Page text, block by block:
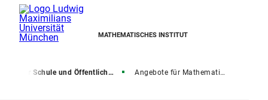
MATHEMATISCHES INSTITUT
Für Schule und Öffentlichkeit Angebote für Mathematikinteressierte